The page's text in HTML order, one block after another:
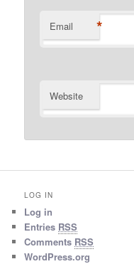
Email *
Website
LOG IN
Log in
Entries RSS
Comments RSS
WordPress.org